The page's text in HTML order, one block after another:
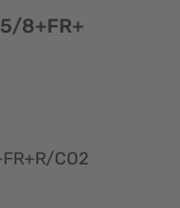
5/8+FR+
CO2